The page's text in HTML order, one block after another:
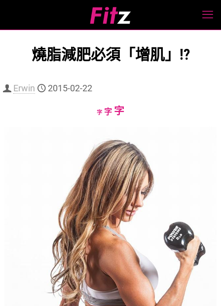
燒脂減肥必須「增肌」!?
Erwin 2015-02-22
字Decrease
字Reset
字Increase